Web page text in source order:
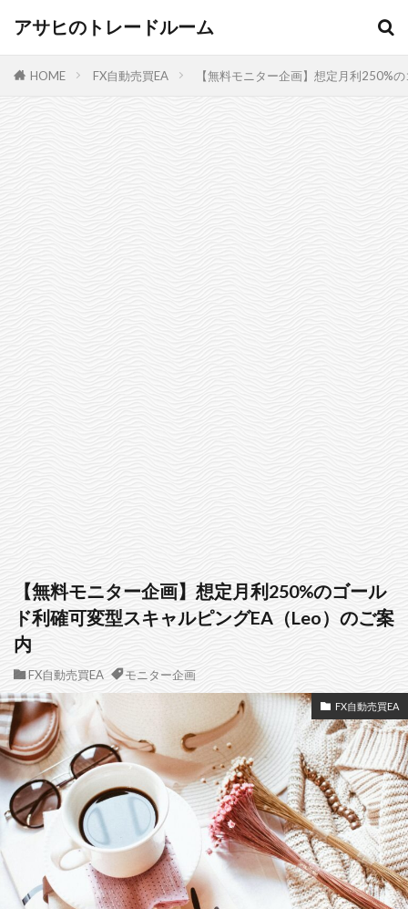
アサヒのトレードルーム
HOME FX自動売買EA 【無料モニター企画】想定月利250%
【無料モニター企画】想定月利250%のゴール
ド利確可変型スキャルピングEA（Leo）のご案
内
FX自動売買EA モニター企画
FX自動売買EA